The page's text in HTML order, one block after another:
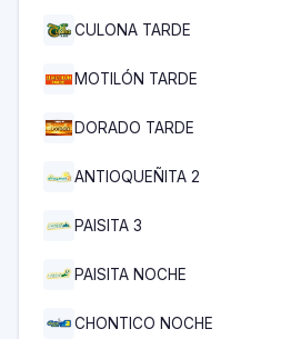
CULONA TARDE
MOTILÓN TARDE
DORADO TARDE
ANTIOQUEÑITA 2
PAISITA 3
PAISITA NOCHE
CHONTICO NOCHE